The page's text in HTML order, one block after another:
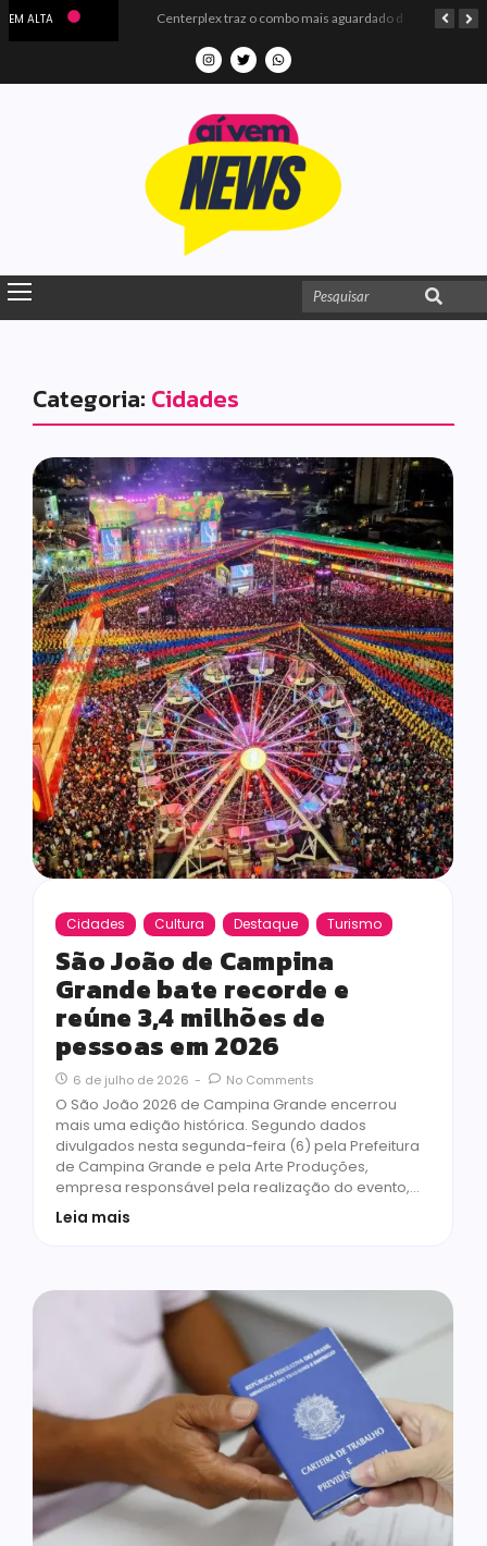
EM ALTA Microdados do Enem 2025 confirmam o ISO Colégio e Cursos entre as quatro melhores escolas da PB Centerplex traz o combo mais aguardado dos oceanos para estreia de Moana
Categoria: Cidades
Cidades Cultura Destaque Turismo
São João de Campina
Grande bate recorde e
reúne 3,4 milhões de
pessoas em 2026
6 de julho de 2026 - No Comments
O São João 2026 de Campina Grande encerrou
mais uma edição histórica. Segundo dados
divulgados nesta segunda-feira (6) pela Prefeitura
de Campina Grande e pela Arte Produções,
empresa responsável pela realização do evento,…
Leia mais